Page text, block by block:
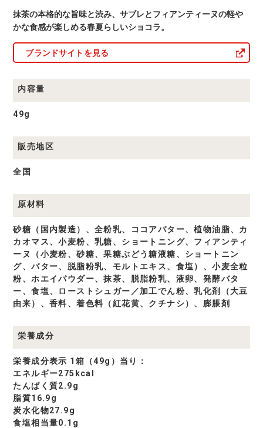
抹
茶
＞
覧
抹茶の本格的な旨味と渋み、サブレとフィアンティーヌの軽や
かな食感が楽しめる春夏らしいショコラ。
ブランドサイトを見る
内容量
49g
販売地区
全国
原材料
砂糖（国内製造）、全粉乳、ココアバター、植物油脂、カ
カオマス、小麦粉、乳糖、ショートニング、フィアンティ
ーヌ（小麦粉、砂糖、果糖ぶどう糖液糖、ショートニン
グ、バター、脱脂粉乳、モルトエキス、食塩）、小麦全粒
粉、ホエイパウダー、抹茶、脱脂粉乳、液卵、発酵バタ
ー、食塩、ローストシュガー／加工でん粉、乳化剤（大豆
由来）、香料、着色料（紅花黄、クチナシ）、膨脹剤
栄養成分
栄養成分表示 1箱（49g）当り：
エネルギー275kcal
たんぱく質2.9g
脂質16.9g
炭水化物27.9g
食塩相当量0.1g